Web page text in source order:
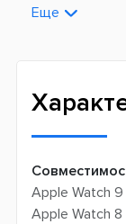
Новая
Еще
Apple Watch 9
Apple Watch 8